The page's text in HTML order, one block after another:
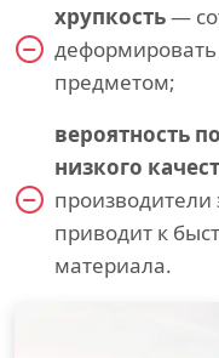
хрупкость—
предметом;
вероятность
низкого
приводит к
материала.